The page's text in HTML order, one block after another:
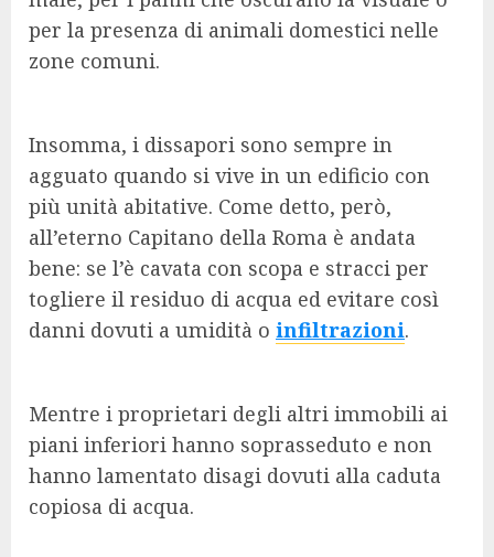
per la presenza di animali domestici nelle
zone comuni.
Insomma, i dissapori sono sempre in
agguato quando si vive in un edificio con
più unità abitative. Come detto, però,
all’eterno Capitano della Roma è andata
bene: se l’è cavata con scopa e stracci per
togliere il residuo di acqua ed evitare così
danni dovuti a umidità o infiltrazioni.
Mentre i proprietari degli altri immobili ai
piani inferiori hanno soprasseduto e non
hanno lamentato disagi dovuti alla caduta
copiosa di acqua.